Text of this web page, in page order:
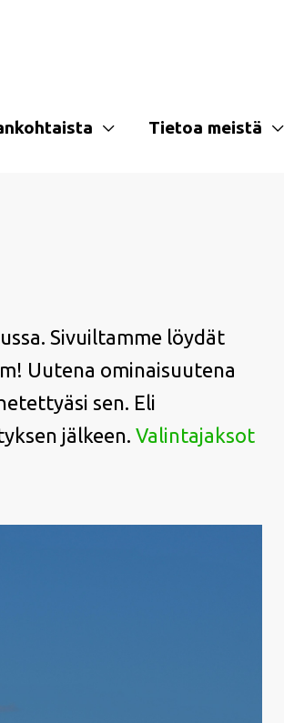
Tietoa meistä
Sivuiltamme löydät
Uutena ominaisuutena
sen. Eli
jälkeen. Valintajaksot